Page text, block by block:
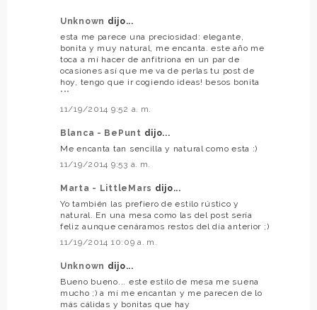
Unknown dijo...
esta me parece una preciosidad: elegante,
bonita y muy natural, me encanta. este año me
toca a mí hacer de anfitriona en un par de
ocasiones así que me va de perlas tu post de
hoy, tengo que ir cogiendo ideas! besos bonita
***
11/19/2014 9:52 a. m.
Blanca - BePunt dijo...
Me encanta tan sencilla y natural como esta :)
11/19/2014 9:53 a. m.
Marta - LittleMars dijo...
Yo también las prefiero de estilo rústico y
natural. En una mesa como las del post sería
feliz aunque cenáramos restos del día anterior ;)
11/19/2014 10:09 a. m.
Unknown dijo...
Bueno bueno... este estilo de mesa me suena
mucho ;) a mí me encantan y me parecen de lo
más cálidas y bonitas que hay